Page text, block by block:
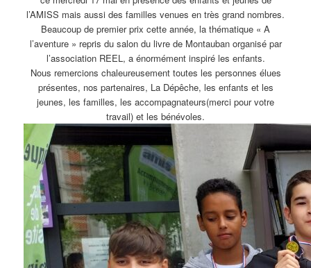
l’AMISS mais aussi des familles venues en très grand nombres.
Beaucoup de premier prix cette année, la thématique « A
l’aventure » repris du salon du livre de Montauban organisé par
l’association REEL, a énormément inspiré les enfants.
Nous remercions chaleureusement toutes les personnes élues
présentes, nos partenaires, La Dépêche, les enfants et les
jeunes, les familles, les accompagnateurs(merci pour votre
travail) et les bénévoles.